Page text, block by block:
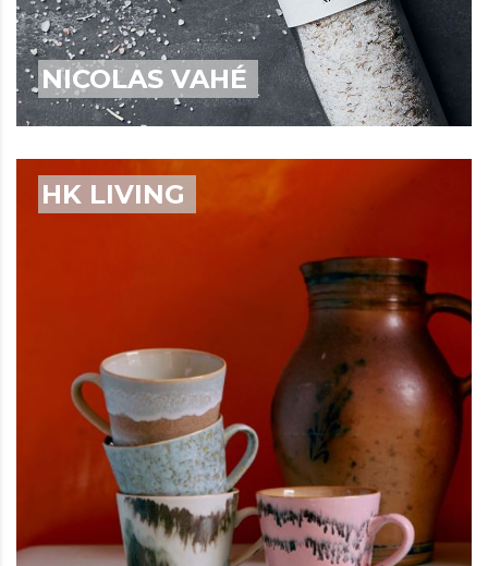
NICOLAS VAHÉ
HK LIVING